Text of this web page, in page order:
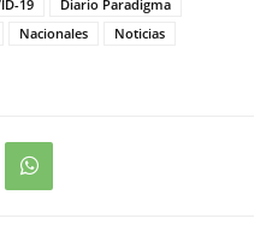
19
Diario Paradigma
Nacionales
Noticias